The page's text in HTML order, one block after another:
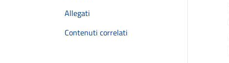
Allegati
Contenuti correlati